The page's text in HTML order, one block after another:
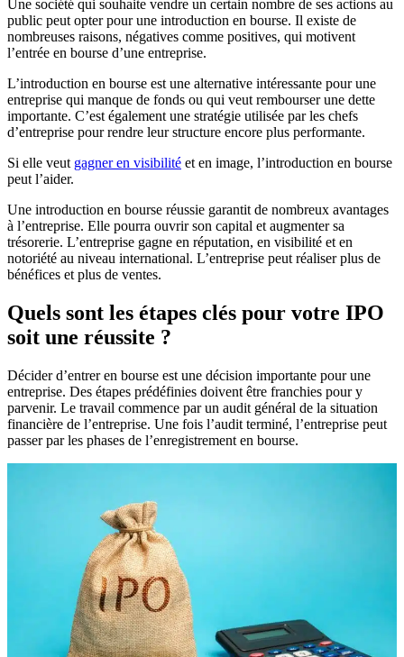
Une société qui souhaite vendre un certain nombre de ses actions au
public peut opter pour une introduction en bourse. Il existe de
nombreuses raisons, négatives comme positives, qui motivent
l’entrée en bourse d’une entreprise.
L’introduction en bourse est une alternative intéressante pour une
entreprise qui manque de fonds ou qui veut rembourser une dette
importante. C’est également une stratégie utilisée par les chefs
d’entreprise pour rendre leur structure encore plus performante.
Si elle veut gagner en visibilité et en image, l’introduction en bourse
peut l’aider.
Une introduction en bourse réussie garantit de nombreux avantages
à l’entreprise. Elle pourra ouvrir son capital et augmenter sa
trésorerie. L’entreprise gagne en réputation, en visibilité et en
notoriété au niveau international. L’entreprise peut réaliser plus de
bénéfices et plus de ventes.
Quels sont les étapes clés pour votre IPO
soit une réussite ?
Décider d’entrer en bourse est une décision importante pour une
entreprise. Des étapes prédéfinies doivent être franchies pour y
parvenir. Le travail commence par un audit général de la situation
financière de l’entreprise. Une fois l’audit terminé, l’entreprise peut
passer par les phases de l’enregistrement en bourse.